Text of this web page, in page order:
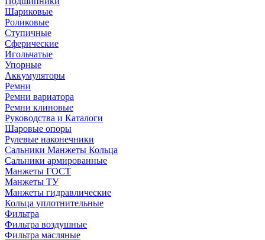
Шариковые
Роликовые
Ступичные
Сферические
Игольчатые
Упорные
Аккумуляторы
Ремни
Ремни вариатора
Ремни клиновые
Руководства и Каталоги
Шаровые опоры
Рулевые наконечники
Сальники Манжеты Кольца
Сальники армированные
Манжеты ГОСТ
Манжеты ТУ
Манжеты гидравлические
Кольца уплотнительные
Фильтра
Фильтра воздушные
Фильтра масляные